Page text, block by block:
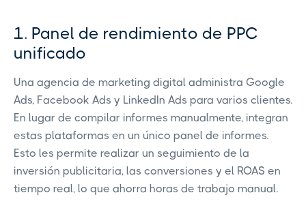
1. Panel de rendimiento de PPC
unificado
Una agencia de marketing digital administra Google
Ads, Facebook Ads y LinkedIn Ads para varios clientes.
En lugar de compilar informes manualmente, integran
estas plataformas en un único panel de informes.
Esto les permite realizar un seguimiento de la
inversión publicitaria, las conversiones y el ROAS en
tiempo real, lo que ahorra horas de trabajo manual.